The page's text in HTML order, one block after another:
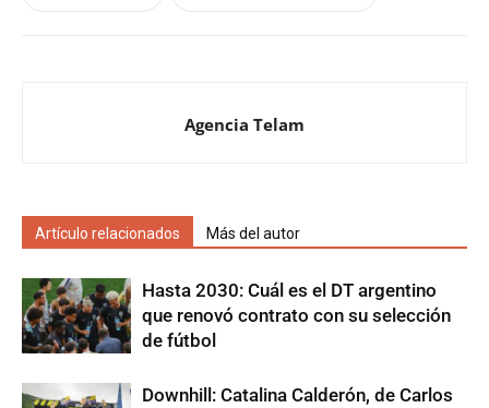
Agencia Telam
Artículo relacionados Más del autor
Hasta 2030: Cuál es el DT argentino
que renovó contrato con su selección
de fútbol
Downhill: Catalina Calderón, de Carlos